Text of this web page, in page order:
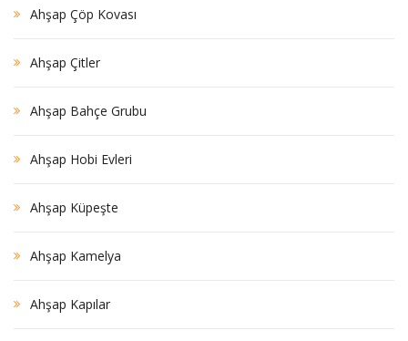
Ahşap Çöp Kovası
Ahşap Çitler
Ahşap Bahçe Grubu
Ahşap Hobi Evleri
Ahşap Küpeşte
Ahşap Kamelya
Ahşap Kapılar